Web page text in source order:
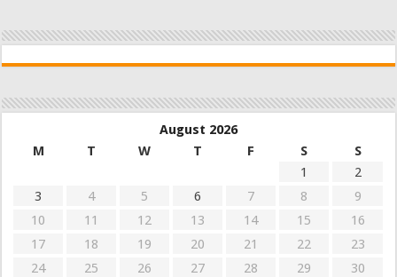
August 2026
M
T W T F S
S
1
2
3
4 5 6 7 8
9
10
11 12 13 14 15
16
17
18 19 20 21 22
23
24
25 26 27 28 29
30